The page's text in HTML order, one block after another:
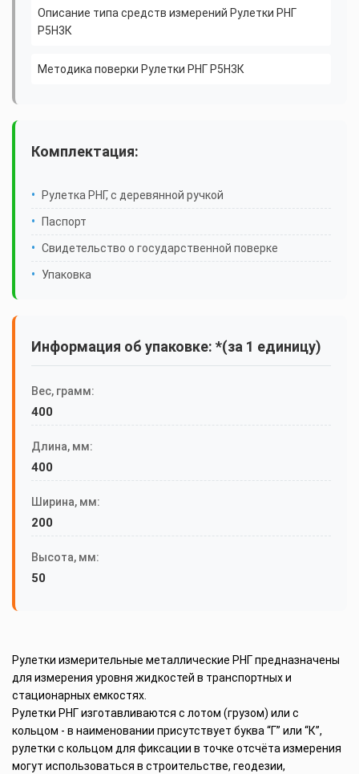
Описание типа средств измерений Рулетки РНГ
Р5Н3К
Методика поверки Рулетки РНГ Р5Н3К
Комплектация:
Рулетка РНГ, с деревянной ручкой
Паспорт
Свидетельство о государственной поверке
Упаковка
Информация об упаковке: *(за 1 единицу)
Вес, грамм:
400
Длина, мм:
400
Ширина, мм:
200
Высота, мм:
50
Рулетки измерительные металлические РНГ предназначены
для измерения уровня жидкостей в транспортных и
стационарных емкостях.
Рулетки РНГ изготавливаются с лотом (грузом) или с
кольцом - в наименовании присутствует буква “Г” или “К”,
рулетки с кольцом для фиксации в точке отсчёта измерения
могут использоваться в строительстве, геодезии,